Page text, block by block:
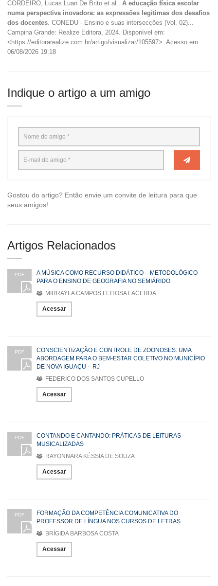
CORDEIRO, Lucas Luan De Brito et al.. A educação física escolar
numa perspectiva inovadora: as expressões legítimas dos desafios
dos docentes . CONEDU - Ensino e suas intersecções (Vol. 02)...
Campina Grande: Realize Editora, 2024. Disponível em:
<https://editorarealize.com.br/artigo/visualizar/105597>. Acesso em:
06/08/2026 19:18
Indique o artigo a um amigo
Gostou do artigo? Então envie um convite de leitura para que
seus amigos!
Artigos Relacionados
PDF
A MÚSICA COMO RECURSO DIDÁTICO – METODOLÓGICO
PARA O ENSINO DE GEOGRAFIA NO SEMIÁRIDO
MIRRAYLA CAMPOS FEITOSA LACERDA
Acessar
PDF
CONSCIENTIZAÇÃO E CONTROLE DE ZOONOSES: UMA
ABORDAGEM PARA O BEM-ESTAR COLETIVO NO MUNICÍPIO
DE NOVA IGUAÇU – RJ
FEDERICO DOS SANTOS CUPELLO
Acessar
PDF
CONTANDO E CANTANDO: PRÁTICAS DE LEITURAS
MUSICALIZADAS
RAYONNARA KÉSSIA DE SOUZA
Acessar
PDF
FORMAÇÃO DA COMPETÊNCIA COMUNICATIVA DO
PROFESSOR DE LÍNGUA NOS CURSOS DE LETRAS
BRÍGIDA BARBOSA COSTA
Acessar